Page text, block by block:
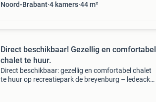
Noord-Brabant 4 kamers 44 m²
Direct beschikbaar! Gezellig en comfortabel
chalet te huur.
Direct beschikbaar: gezellig en comfortabel chalet
te huur op recreatiepark de breyenburg – ledeacker